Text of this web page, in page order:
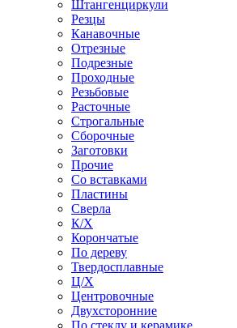
Штангенциркули
Резцы
Канавочные
Отрезные
Подрезные
Проходные
Резьбовые
Расточные
Строгальные
Сборочные
Заготовки
Прочие
Со вставками
Пластины
Сверла
К/Х
Корончатые
По дереву
Твердосплавные
Ц/Х
Центровочные
Двухсторонние
По стеклу и керамике